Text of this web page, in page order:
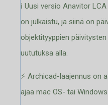
ℹ️ Uusi versio Anavitor
on julkaistu, ja siinä on
objektityyppien
uututuksa alla.
⚡️ Archicad-laajennus on
ajaa mac OS- tai